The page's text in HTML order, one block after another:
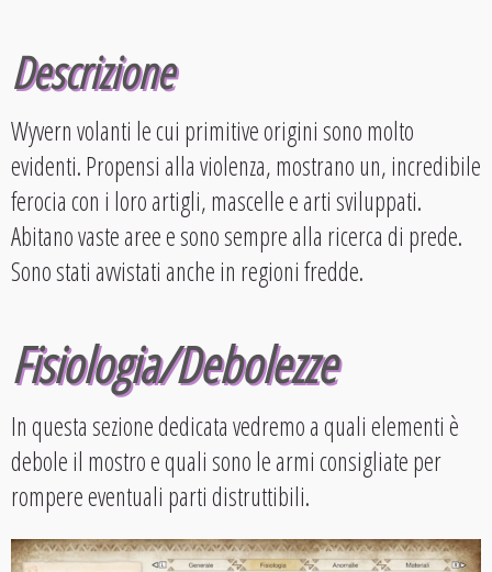
Descrizione
Wyvern volanti le cui primitive origini sono molto
evidenti. Propensi alla violenza, mostrano un, incredibile
ferocia con i loro artigli, mascelle e arti sviluppati.
Abitano vaste aree e sono sempre alla ricerca di prede.
Sono stati avvistati anche in regioni fredde.
Fisiologia/Debolezze
In questa sezione dedicata vedremo a quali elementi è
debole il mostro e quali sono le armi consigliate per
rompere eventuali parti distruttibili.